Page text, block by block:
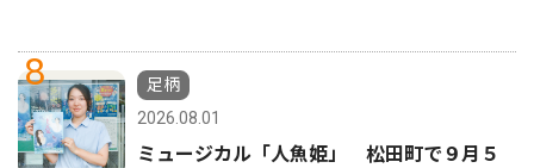
8
足柄
2026.08.01
ミュージカル「人魚姫」 松田町で９月５